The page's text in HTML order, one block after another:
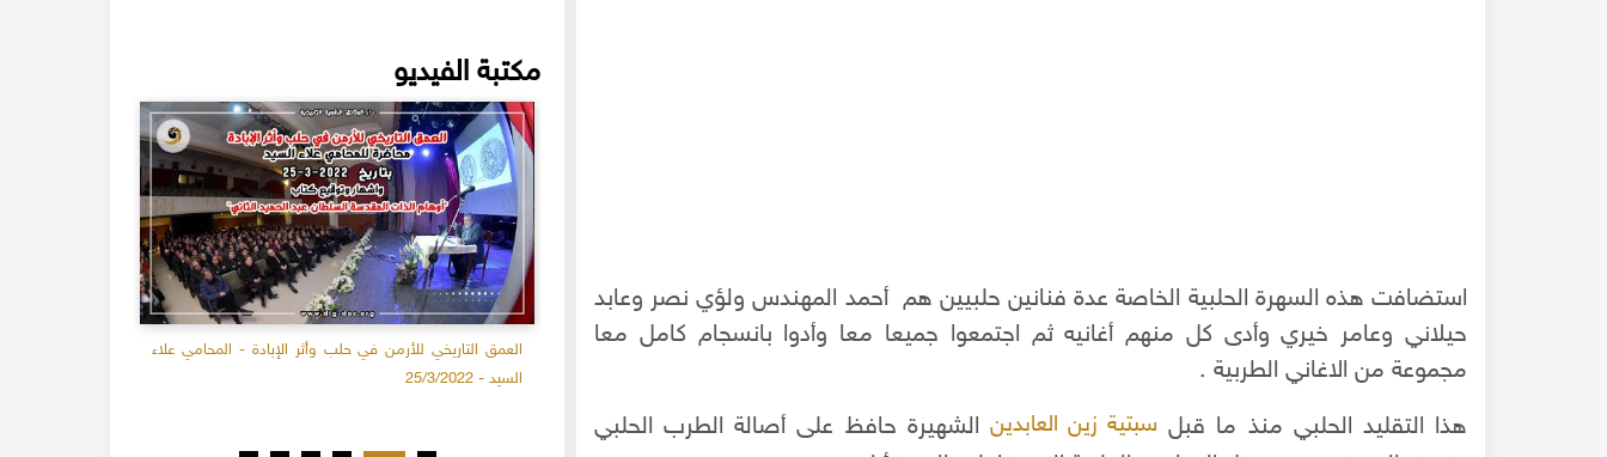
استضافت هذه السهرة الحلبية الخاصة عدة فنانين حلبيين هم أحمد المهندس ولؤي نصر وعابد
حيلاني وعامر خيري وأدى كل منهم أغانيه ثم اجتمعوا جميعا معا وأدوا بانسجام كامل معا
مجموعة من الاغاني الطربية .
هذا التقليد الحلبي منذ ما قبل سبتية زين العابدين الشهيرة حافظ على أصالة الطرب الحلبي
مكتبة الفيديو
الكاتدرائية المسيحية الهيلانية الكبرى بحلب وكيف تم تحويلها
لمسجد الحلوية
رقص شركسي في حلب - 2019م
العمق التاريخي للأرمن في حلب وأثر الإبادة - المحامي علاء
السيد - 25/3/2022